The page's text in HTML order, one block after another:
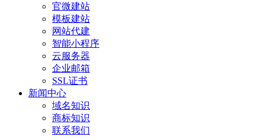
官微建站
模板建站
网站代建
智能小程序
云服务器
企业邮箱
SSL证书
新闻中心
域名知识
商标知识
联系我们